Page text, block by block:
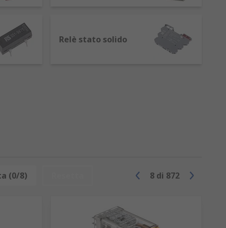
dei contatti, determinando la
di segnali ad alta frequenza, come
tensioni elevate. La loro efficienza
ideali per applicazioni di
Relè stato solido
(0/8) 8 di 872